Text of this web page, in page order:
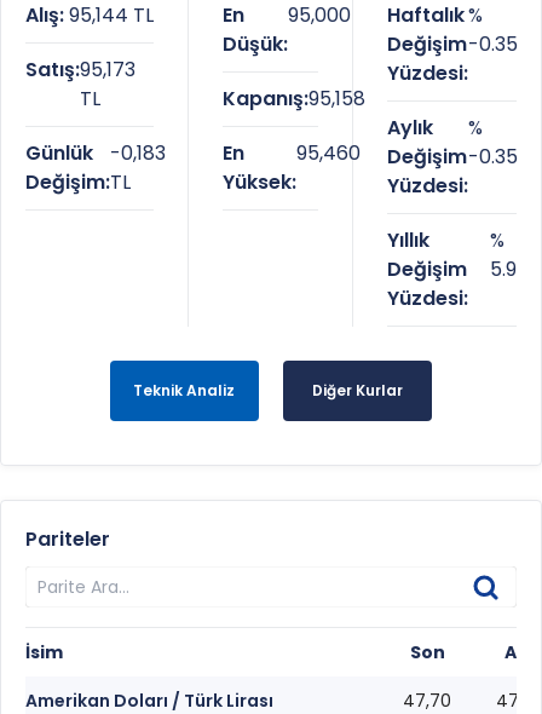
Alış:95,144 TL
Satış:95,173
TL
Günlük
Değişim:
-0,183
TL
En
Düşük:
95,000
Kapanış:95,158
En
Yüksek:
95,460
Haftalık
Değişim
Yüzdesi:
%
-0.35
Aylık
Değişim
Yüzdesi:
%
-0.35
Yıllık
Değişim
Yüzdesi:
%
5.9
Teknik Analiz Diğer Kurlar
Pariteler
İsim Son
Alış
Amerikan Doları / Türk Lirası
47,70